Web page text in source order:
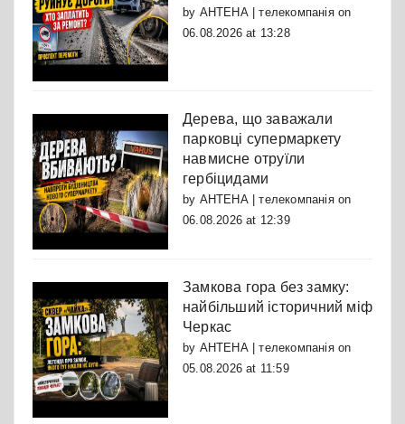
by АНТЕНА | телекомпаніяon
06.08.2026 at 13:28
Дерева, що заважали
парковці супермаркету
навмисне отруїли
гербіцидами
by АНТЕНА | телекомпаніяon
06.08.2026 at 12:39
Замкова гора без замку:
найбільший історичний міф
Черкас
by АНТЕНА | телекомпаніяon
05.08.2026 at 11:59